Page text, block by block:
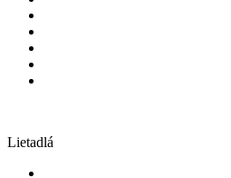
Lietadlá